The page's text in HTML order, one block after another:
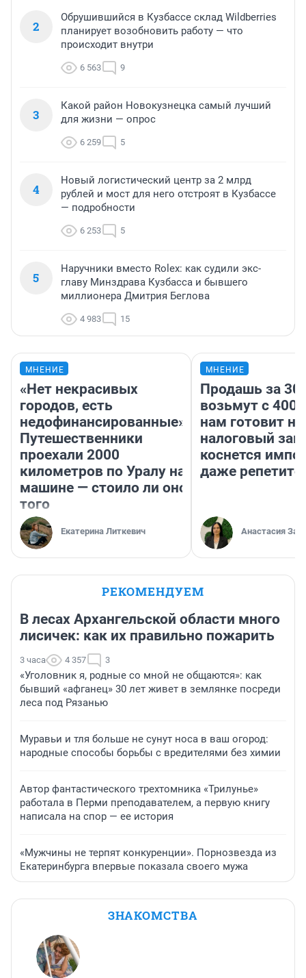
2
Обрушившийся в Кузбассе склад Wildberries
планирует возобновить работу — что
происходит внутри
6 563 9
3
Какой район Новокузнецка самый лучший
для жизни — опрос
6 259 5
4
Новый логистический центр за 2 млрд
рублей и мост для него отстроят в Кузбассе
— подробности
6 253 5
5
Наручники вместо Rolex: как судили экс-
главу Минздрава Кузбасса и бывшего
миллионера Дмитрия Беглова
4 983 15
МНЕНИЕ
«Нет некрасивых
городов, есть
недофинансированные».
Путешественники
проехали 2000
километров по Уралу на
машине — стоило ли оно
того
Екатерина Литкевич
МНЕНИЕ
Продашь за
возьмут с
нам готовит
налоговый
коснется
даже
Анастасия
РЕКОМЕНДУЕМ
В лесах Архангельской области много
лисичек: как их правильно пожарить
3 часа 4 357 3
«Уголовник я, родные со мной не общаются»: как
бывший «афганец» 30 лет живет в землянке посреди
леса под Рязанью
Муравьи и тля больше не сунут носа в ваш огород:
народные способы борьбы с вредителями без химии
Автор фантастического трехтомника «Трилунье»
работала в Перми преподавателем, а первую книгу
написала на спор — ее история
«Мужчины не терпят конкуренции». Порнозвезда из
Екатеринбурга впервые показала своего мужа
ЗНАКОМСТВА